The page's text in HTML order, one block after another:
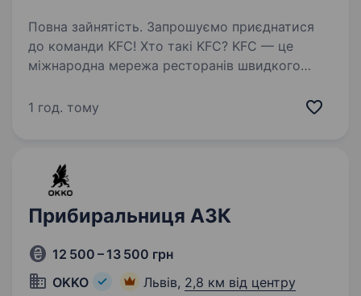
Повна зайнятість. Запрошуємо приєднатися
до команди KFC! Хто такі KFC? KFC — це
міжнародна мережа ресторанів швидкого
курки за фірмовим рецептом. В Україні бренд
1 год. тому
Прибиральниця АЗК
12 500 – 13 500 грн
OKKO
Львів, 2,8 км від центру